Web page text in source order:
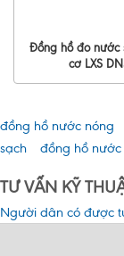
Đồng hồ đo nước
cơ LXS
đồng hồ nước nóng
sạch
đồng hồ nước
TƯ VẤN KỸ
Người dân có được